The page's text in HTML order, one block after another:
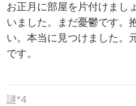
お正月に部屋を片付けまし
いました。まだ憂鬱です。
い。本当に見つけました。
です。
謎*4